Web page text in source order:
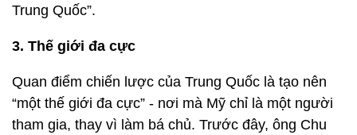
Trung Quốc”.
3. Thế giới đa cực
Quan điểm chiến lược của Trung Quốc là tạo nên
“một thế giới đa cực” - nơi mà Mỹ chỉ là một người
tham gia, thay vì làm bá chủ. Trước đây, ông Chu